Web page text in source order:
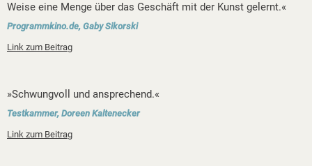
Weise eine Menge über das Geschäft mit der Kunst gelernt.«
Programmkino.de, Gaby Sikorski
Link zum Beitrag
»Schwungvoll und ansprechend.«
Testkammer, Doreen Kaltenecker
Link zum Beitrag